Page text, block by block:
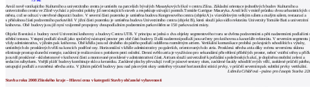
Areál nově vznikajícího Kulturního a univerzitního centra je umístěn na parcelách bývalých Masarykových škol v centru Zlína. Základní orientace jednotlivých budov Kulturního a
univerzitního centra ve Zlíně vychází z původní polohy již neexistujících staveb a respektuje stávající pomník Tomáše Garrigue Masaryka. Areál leží v místě průniku dvou urbanistických
města, což se odrazí v otevřené dispozici budov. V severní části pozemku je umístěna budova Kongresového centra (objekt A) s víceúčelovým velkým sálem a malým sálem, restaurací a
s příslušnou částí podzemního parkoviště. V jižní části pozemku je umístěna budova Univerzitního centra (objekt B), která slouží jako sídlo rektorátu Univerzity Tomáše Bati a univerzitní
knihovna. Obě budovy jsou již nyní vzájemně propojeny dvoupodlažním podzemním parkovištěm se 150 parkovacími místy.
Objekt B sestává z budovy nové Univerzitní knihovny a budovy Centra UTB. V principu se jedná o dva objekty segmentového tvaru se dvěma podzemními a pěti nadzemními podlažími
střešní terasou. Vstupní podlaží slouží jako společný nástupní prostor pro obě části budovy. Další nadzemní podlaží jsou určeny pro knihovnu a kanceláře rektorátu. V severním segmentu
vždy administrativa, v jižním pak knihovna. Obě křídla jsou od druhého do pátého podlaží oddělena rozměrným atriem. Vertikální komunikace probíhá po krajních schodištích s výtahy,
umístěných do prosklených věží na koncích podélné osy. Horizontální v křídle administrativy po galeriích, orientovaných do atria. Prosklená střecha atria díky svému severnímu sklonu
eliminuje prostup sluneční energie, zasklení je realizováno s potiskem proti oslnění. Denní světlo atria je využíváno pro sekundární přisvětlení přilehlých prostor, neboť vnitřní stěny a
jsou též prosklené - sklobetonové v knihovní části a montované prosklené v administrativní části. Atrium slouží univerzálně k pořádání společenských akcí, je doplněno mobilní zelení a
sedacím nábytkem. Vnější plášť budovy kombinuje sklo a keramiku. Zasklené plochy převažují: tvoří je pásové sestavy oken, zasklené fasády schodišťových věží, zasklené průčelí pátého,
ustupující podlaží a rozměrná střecha atria. V jižním průčelí budovy jsou nad pásovými okny umístěny výrazné horizontální stínící prvky, v průčelí severním pak subtilní prvky vertikální.
Lidmila Cihlářová - psáno pro časopis Stavba 2/
Stavba roku 2008 Zlínského kraje – Hlavní cena v kategorii Stavby občanské vybavenosti
architektů
Katalog
dodavatelů
Vložit
inzerát
do
burzy